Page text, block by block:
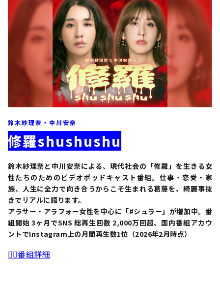
鈴木紗理奈・中川安奈
修羅shushushu
鈴木紗理奈と中川安奈による、現代社会の「修羅」を生きる女
性たちのためのビデオポッドキャスト番組。仕事・恋愛・家
族、人生に全力で向き合うからこそ生まれる葛藤を、綺麗事抜
きでリアルに語ります。
アラサー・アラフォー女性を中心に「#シュラー」が増加中。番
組開始 3ヶ月でSNS 総再生回数 2,000万回超、国内番組アカウ
ントでInstagram上の月間再生数1位（2026年2月時点）
❤️‍🔥番組詳細